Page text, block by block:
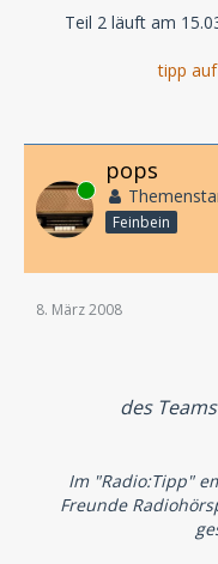
Teil 2 läuft am
tipp
Online
pops
Feinbein
8. März 2008
des
Im "Radio:Tipp"
Freunde